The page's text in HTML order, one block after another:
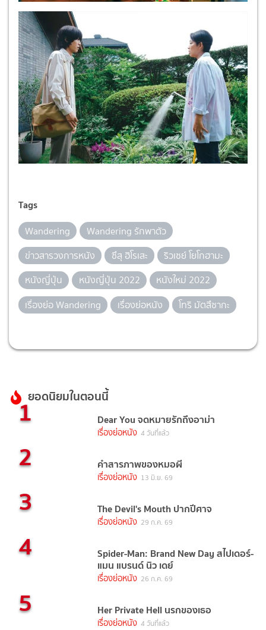
Tags
Wandering
Wandering รักพาตัว
ข่าวสารวงการหนัง
ซึสุ ฮิโรเสะ
ริวเซย์ โยโกฮามะ
หนังญี่ปุ่น
หนังญี่ปุ่น 2022
หนังใหม่ 2022
เรื่องย่อ Wandering
เรื่องย่อหนัง โทริ มัตสึซากะ
ยอดนิยมในตอนนี้
1 Dear You จดหมายรักถึงอาม่า
เรื่องย่อหนัง 4 วันที่แล้ว
2 คำสารภาพของหมอผี
เรื่องย่อหนัง 13 มิ.ย. 69
3 The Devil's Mouth ปากปีศาจ
เรื่องย่อหนัง 29 ก.ค. 69
4 Spider-Man: Brand New Day สไปเดอร์-
แมน แบรนด์ นิว เดย์
เรื่องย่อหนัง 26 ก.ค. 69
5 Her Private Hell นรกของเธอ
เรื่องย่อหนัง 4 วันที่แล้ว